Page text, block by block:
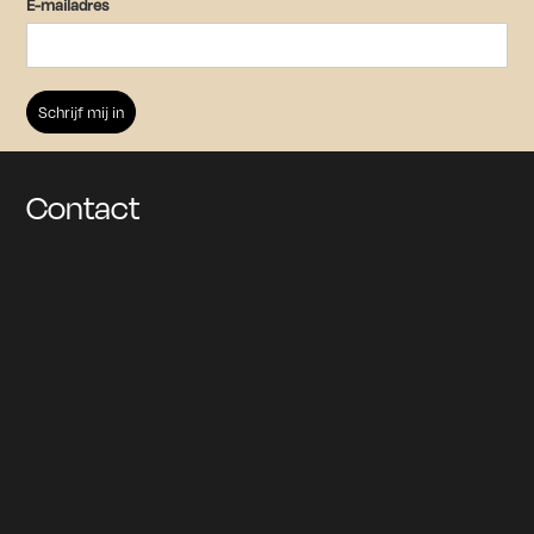
E-mailadres
Archief
Contact